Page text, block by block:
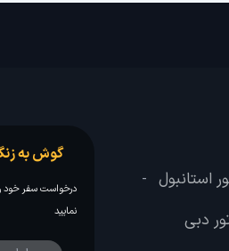
استانبول -
دبی
گوش به
درخواست سفر خود
نمایید